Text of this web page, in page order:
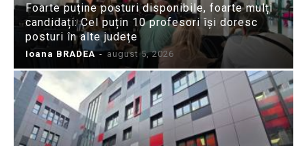
Foarte puține posturi disponibile, foarte mulți
candidați: Cel puțin 10 profesori își doresc
posturi în alte județe
Ioana BRADEA - august 5, 2026